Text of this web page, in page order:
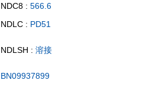
NDC8 : 566.6
NDLC : PD51
NDLSH : 溶接
BN09937899